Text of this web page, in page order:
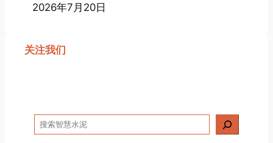
2026年7月20日
关注我们
搜
索